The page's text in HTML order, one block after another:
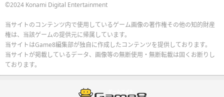
©2024 Konami Digital Entertainment
当サイトのコンテンツ内で使用しているゲーム画像の著作権その他の知的財産
権は、当該ゲームの提供元に帰属しています。
当サイトはGame8編集部が独自に作成したコンテンツを提供しております。
当サイトが掲載しているデータ、画像等の無断使用・無断転載は固くお断りし
ております。